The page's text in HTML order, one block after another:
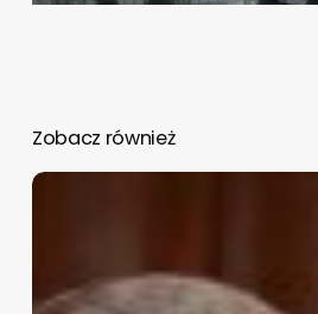
Zobacz również